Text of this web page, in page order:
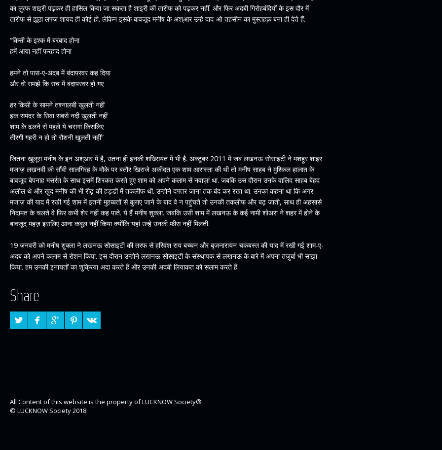
का लुत्फ शाइरी पढ़कर ही हासिल किया जा सकता है शाइरी की तारीफ को पढ़कर नहीं. और फिर अदबी गिरोहबंदियों के इस दौर में
तारीफ से झूठा लफ्ज़ शायद ही कोई हो. लेकिन इसके बावजूद मनीष के अश्आर उन्हे दाद-ओ-तहसीन का मुस्तहक़ बना ही देते हैं.
“किसी के इश्क में बरबाद होना
हमें आया नहीं फरहाद होना
हमने तो पास-ए-अदब में बंदापरवर कह दिया
और वो समझे कि सच में बंदापरवर हो गए
हर किसी के सामने तश्नालबी खुलती नहीं
इक समंदर के सिवा सबसे नदी खुलती नहीं
शाम के ढलने से पहले ये चरागां किसलिए
तीरगी गहरी न हो तो रौशनी खुलती नहीं”
जितना खुलूस मनीष के इन अश्आर में है, उतना ही इनकी शख्सियत में भी है. अक्टूबर 2011 में जब लखनऊ सोसाइटी ने मशहूर शाइर
मजाज़ लखनवी की सौंवी सालगिरह के मौके पर बतौर खिराजे अकीदत एक शाम आरास्ता की थी तो मनीष साहब ने मुश्किल हालात के
बावजूद बेपनाह मसर्रत के साथ इसमें शिरकत करते हुए शाम को अपने कलाम से नवाज़ा था. जबकि उस दौरान उनके वालिद साहब बेहद
अलील थे और खुद मनीष की भी रीढ़ की हड्डी में तकलीफ थी. उन्होने दफ्तर जाना तक बंद कर रखा था. उनका कहना था कि अगर
मजाज़ की याद में रखी गई शाम में इतनी मुहब्बतों से बुलाए जाने के बाद वे न पहुंचते तो उनकी तकलीफ और बढ़ जाती, साथ ही अहसासे
निदामत के चलते वे फिर कभी शेर नहीं कह पाते. ये हैं मनीष शुक्ला. जबकि उसी शाम में लखनऊ के कई नामी शोअरा ने शहर में होने के
बावजूद महज़ इसलिए आना कबूल नहीं किया क्योंकि यहां उन्हे उनकी फीस नहीं मिलती.
19 जनवरी को मनीष शुक्ला ने लखनऊ सोसाइटी की तरफ से हरिवंश राय बच्चन और बृजनारायन चकबस्त की याद में रखी गई शाम-ए-
अदब को अपने कलाम से रोशन किया. इस दौरान उन्होने लखनऊ सोसाइटी के संस्थापक से लखनऊ के बारे में अपना तजुर्बा भी साझा
किया. हम उनकी इनायतों का शुक्रिया अदा करते हैं और उनकी अदबी लियाकत को सलाम करते हैं.
Share
All Content of this website is the property of LUCKNOW Society®
© LUCKNOW Society 2018